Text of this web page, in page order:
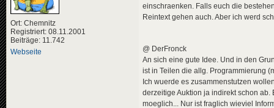
Ort: Chemnitz
Registriert: 08.11.2001
Beiträge: 11.742
Webseite
einschraenken. Falls euch die
Reintext gehen auch. Aber ich werd
@ DerFronck
An sich eine gute Idee. Und in den
ist in Teilen die allg. Programmierung
Ich wuerde es zusammenstutzen
derzeitige Auktion ja indirekt schon
moeglich... Nur ist fraglich wieviel